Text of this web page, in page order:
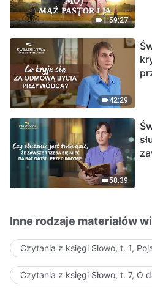
1:59:27
42:29
58:39
Inne rodzaje materiałów
Czytania z księgi Słowo, t. 1,
Czytania z księgi Słowo, t. 7, O